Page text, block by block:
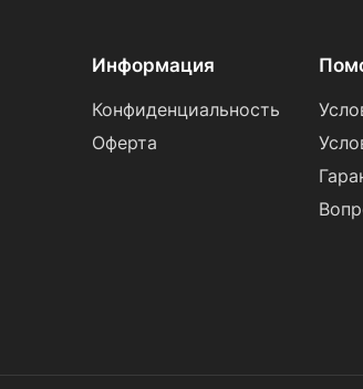
Информация
Конфиденциальность
Оферта